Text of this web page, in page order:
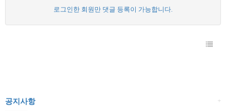
로그인한 회원만 댓글 등록이 가능합니다.
+
공지사항